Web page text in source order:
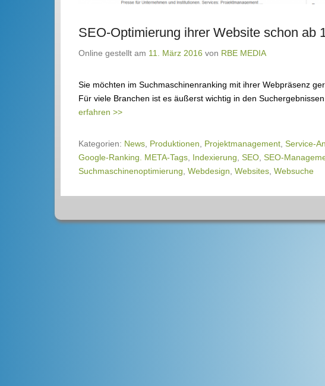
SEO-Optimierung ihrer Website schon ab
Online gestellt am 11. März 2016 von RBE MEDIA
Sie möchten im Suchmaschinenranking mit ihrer Webpräsenz
Für viele Branchen ist es äußerst wichtig in den
erfahren >>
Kategorien: News Produktionen Projektmanagement Service-
Google-Ranking. META-Tags Indexierung SEO SEO-
Suchmaschinenoptimierung Webdesign Websites Websuche